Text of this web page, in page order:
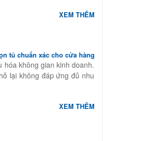
XEM THÊM
tủ chuẩn xác cho cửa hàng
không gian kinh doanh.
lại không đáp ứng đủ nhu
XEM THÊM